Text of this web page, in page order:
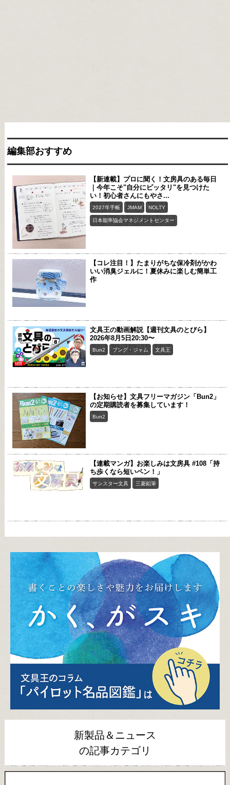
編集部おすすめ
【新連載】プロに聞く！文房具のある毎日
｜今年こそ"自分にピッタリ"を見つけた
い！初心者さんにもやさ...
2027年手帳 JMAM NOLTY
日本能率協会マネジメントセンター
【コレ注目！】たまりがちな保冷剤がかわ
いい消臭ジェルに！夏休みに楽しむ簡単工
作
文具王の動画解説【週刊文具のとびら】
2026年8月5日20:30〜
Bun2 ブング・ジャム 文具王
【お知らせ】文具フリーマガジン「Bun2」
の定期購読者を募集しています！
Bun2
【連載マンガ】お楽しみは文房具 #108「持
ち歩くなら短いペン！」
サンスター文具 三菱鉛筆
新製品＆ニュース
の記事カテゴリ